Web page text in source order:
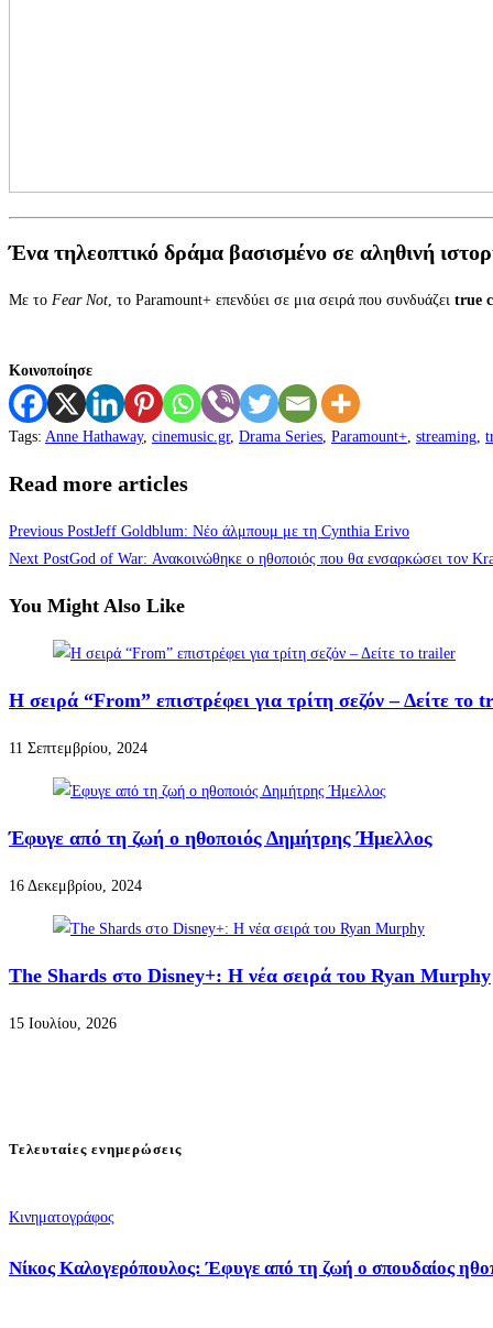
Ένα τηλεοπτικό δράμα βασισμένο σε αληθινή
Με το Fear Not , το Paramount+ επενδύει σε μια σειρά που συνδυάζει true
Κοινοποίησε
Tags: Anne Hathaway, cinemusic.gr, Drama Series Paramount+ streaming
Read more articles
Previous PostJeff Goldblum: Νέο άλμπουμ με τη Cynthia Erivo
Next PostGod of War: Ανακοινώθηκε ο ηθοποιός που θα ενσαρκώσει τον
You Might Also Like
Η σειρά “From” επιστρέφει για τρίτη σεζόν – Δείτε το
11 Σεπτεμβρίου, 2024
Έφυγε από τη ζωή ο ηθοποιός Δημήτρης Ήμελλος
16 Δεκεμβρίου, 2024
The Shards στο Disney+: Η νέα σειρά του Ryan Murphy
15 Ιουλίου, 2026
Τελευταίες ενημερώσεις
Κινηματογράφος
Νίκος Καλογερόπουλος: Έφυγε από τη ζωή ο σπουδαίος